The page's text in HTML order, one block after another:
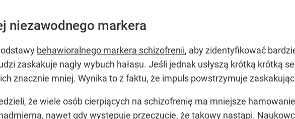
niezawodnego markera
behawioralnego markera schizofrenii, aby zidentyfikować
zaskakuje nagły wybuch hałasu. Jeśli jednak usłyszą krótką krótką
znacznie mniej. Wynika to z faktu, że impuls powstrzymuje
że wiele osób cierpiących na schizofrenię ma mniejsze
nadmierna, nawet gdy występuje przeczucie, że takowy nastąpi.